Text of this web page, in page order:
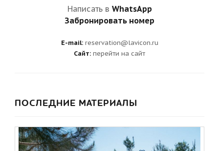
Написать в WhatsApp
Забронировать номер
E-mail:reservation@lavicon.ru
Сайт: перейти на сайт
ПОСЛЕДНИЕ МАТЕРИАЛЫ